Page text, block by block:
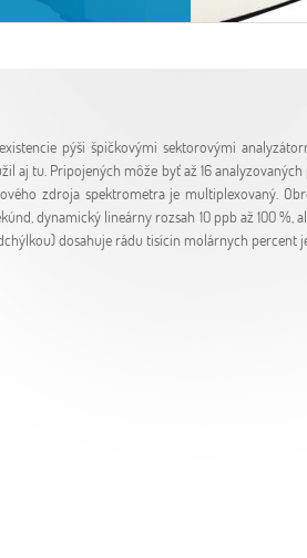
pýši špičkovými sektorovými
aj tu. Pripojených môže byť až 16
zdroja spektrometra je multiplexovaný.
dynamický lineárny rozsah 10 ppb až 100 %,
dosahuje rádu tisícin molárnych percent